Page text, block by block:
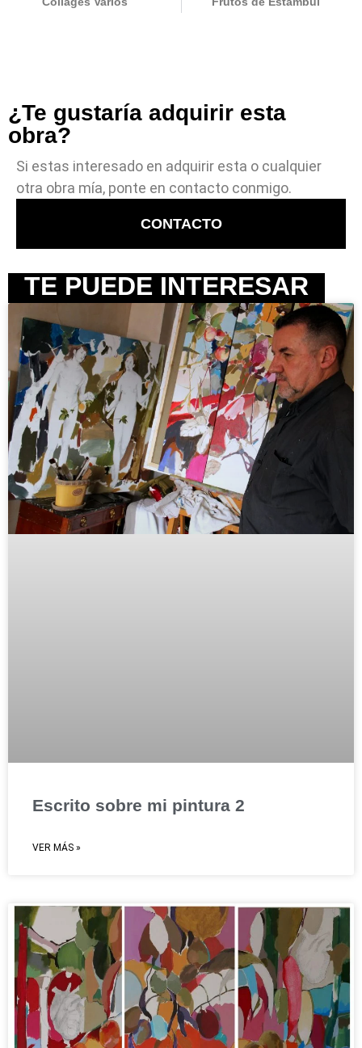
¿Te gustaría adquirir esta
obra?
Si estas interesado en adquirir esta o cualquier
otra obra mía, ponte en contacto conmigo.
CONTACTO
TE PUEDE INTERESAR
Escrito sobre mi pintura 2
VER MÁS »